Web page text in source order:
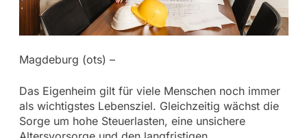
Magdeburg (ots) –
Das Eigenheim gilt für viele Menschen noch immer
als wichtigstes Lebensziel. Gleichzeitig wächst die
Sorge um hohe Steuerlasten, eine unsichere